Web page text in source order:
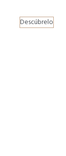
Descúbrelo